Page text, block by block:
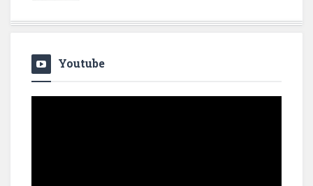
Youtube